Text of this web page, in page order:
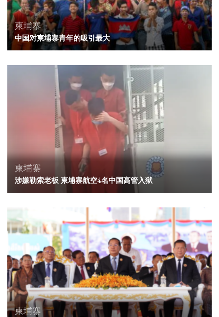
柬埔寨
中国对柬埔寨青年的吸引最大
柬埔寨
涉嫌勒索老板 柬埔寨航空4名中国高管入狱
柬埔寨